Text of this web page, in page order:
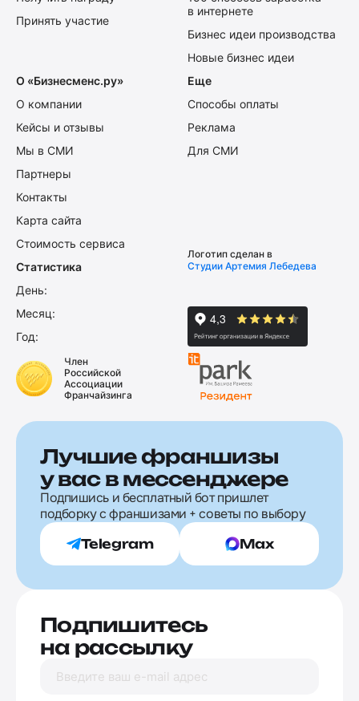
Принять участие
в интернете
Бизнес идеи производства
Новые бизнес идеи
О «Бизнесменс.ру»
О компании
Кейсы и отзывы
Мы в СМИ
Партнеры
Контакты
Карта сайта
Стоимость сервиса
Еще
Способы оплаты
Реклама
Для СМИ
Статистика
День:
Месяц:
Год:
Логотип сделан в
Студии Артемия Лебедева
Член
Российской
Ассоциации
Франчайзинга
Лучшие франшизы
у вас в мессенджере
Подпишись и бесплатный бот пришлет
подборку с франшизами + советы по выбору
Telegram Max
Подпишитесь
на рассылку